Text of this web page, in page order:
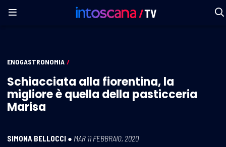
ENOGASTRONOMIA /
Schiacciata alla fiorentina, la
migliore è quella della pasticceria
Marisa
SIMONA BELLOCCI ● MAR 11 FEBBRAIO, 2020